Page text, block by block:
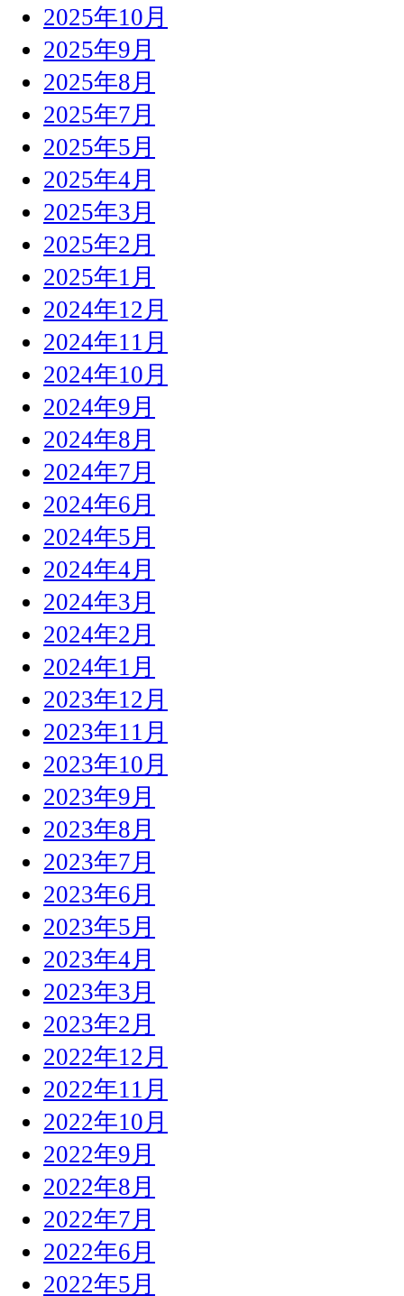
2025年10月
2025年9月
2025年8月
2025年7月
2025年5月
2025年4月
2025年3月
2025年2月
2025年1月
2024年12月
2024年11月
2024年10月
2024年9月
2024年8月
2024年7月
2024年6月
2024年5月
2024年4月
2024年3月
2024年2月
2024年1月
2023年12月
2023年11月
2023年10月
2023年9月
2023年8月
2023年7月
2023年6月
2023年5月
2023年4月
2023年3月
2023年2月
2022年12月
2022年11月
2022年10月
2022年9月
2022年8月
2022年7月
2022年6月
2022年5月